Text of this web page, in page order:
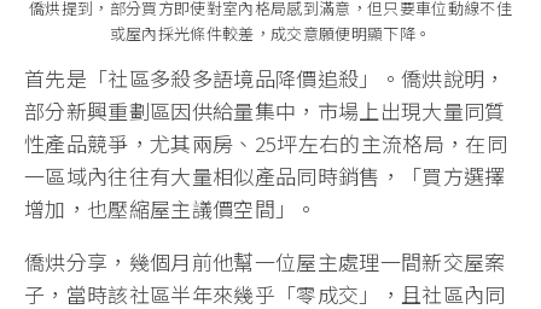
僑烘提到，部分買方即使對室內格局感到滿意，但只要車位動線不佳
或屋內採光條件較差，成交意願便明顯下降。
首先是「社區多殺多語境品降價追殺」。僑烘說明，
部分新興重劃區因供給量集中，市場上出現大量同質
性產品競爭，尤其兩房、25坪左右的主流格局，在同
一區域內往往有大量相似產品同時銷售，「買方選擇
增加，也壓縮屋主議價空間」。
僑烘分享，幾個月前他幫一位屋主處理一間新交屋案
子，當時該社區半年來幾乎「零成交」，且社區內同